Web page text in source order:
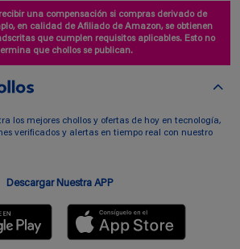
una compensación si compras derivado de
en calidad de Afiliado de Amazon, se obtienen
que cumplen requisitos aplicables. Esto no
que chollos se publican.
los mejores chollos y ofertas de hoy en tecnología,
verificados y alertas en tiempo real con nuestro
Descargar Nuestra APP